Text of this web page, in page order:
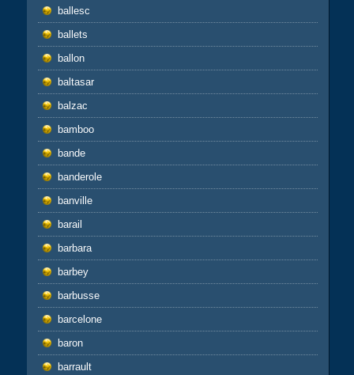
ballesc
ballets
ballon
baltasar
balzac
bamboo
bande
banderole
banville
barail
barbara
barbey
barbusse
barcelone
baron
barrault